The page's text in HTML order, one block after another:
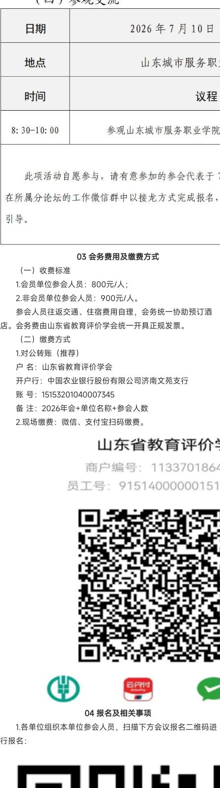
03 会务费用及缴费方式
（一）收费标准
1.会员单位参会人员：800元/人；
2.非会员单位参会人员：900元/人。
参会人员往返交通、住宿费用自理，会务统一协助预订酒
店。会务费由山东省教育评价学会统一开具正规发票。
（二）缴费方式
1.对公转账（推荐）
户 名：山东省教育评价学会
开户行：中国农业银行股份有限公司济南文苑支行
账 号：15153201040007345
备 注：2026年会+单位名称+参会人数
2.现场缴费：微信、支付宝扫码缴费。
04 报名及相关事项
1.各单位组织本单位参会人员，扫描下方会议报名二维码进
行报名：